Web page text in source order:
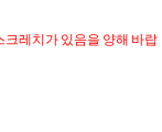
레치가 있음을 양해 바랍